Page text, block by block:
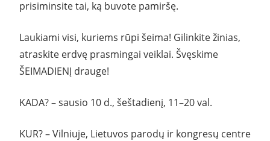
prisiminsite tai, ką buvote pamiršę.
Laukiami visi, kuriems rūpi šeima! Gilinkite žinias,
atraskite erdvę prasmingai veiklai. Švęskime
ŠEIMADIENĮ drauge!
KADA? – sausio 10 d., šeštadienį, 11–20 val.
KUR? – Vilniuje, Lietuvos parodų ir kongresų centre